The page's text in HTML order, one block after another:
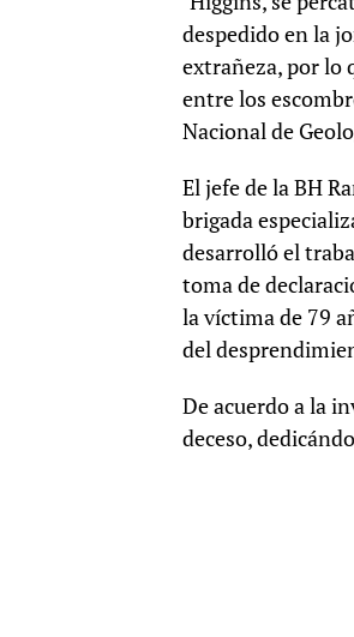
despedido en la
extrañeza, por lo
entre los
Nacional de
El jefe de la BH
brigada
desarrolló el
toma de
la víctima de 79
del
De acuerdo a la
deceso,